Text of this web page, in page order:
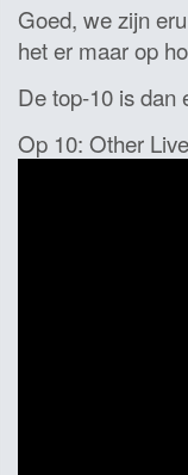
Goed, we zijn
het er maar op
De top-10 is dan
Op 10: Other